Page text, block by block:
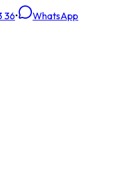
36• WhatsApp